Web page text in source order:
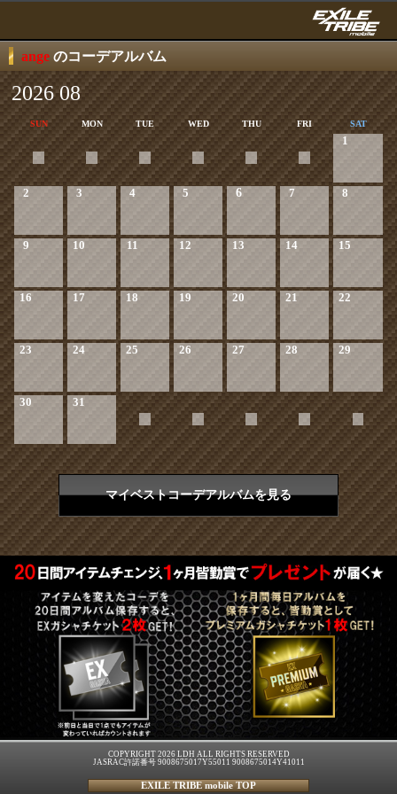
ange のコーデアルバム
2026 08
SUN MON TUE WED THU FRI SAT
1
2 3 4 5 6 7 8
9 10 11 12 13 14 15
16 17 18 19 20 21 22
23 24 25 26 27 28 29
30 31
マイベストコーデアルバムを見る
COPYRIGHT 2026 LDH ALL RIGHTS RESERVED
JASRAC許諾番号 9008675017Y55011 9008675014Y41011
EXILE TRIBE mobile TOP